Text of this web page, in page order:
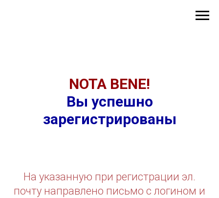
NOTA BENE!
Вы успешно
зарегистрированы
На указанную при регистрации эл.
почту направлено письмо с логином и